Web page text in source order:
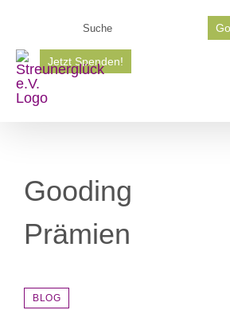
springen
Go
Jetzt Spenden!
Gooding
Prämien
BLOG